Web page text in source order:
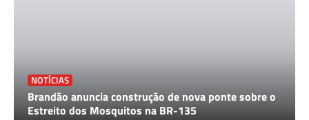
NOTÍCIAS
Brandão anuncia construção de nova ponte sobre o
Estreito dos Mosquitos na BR-135